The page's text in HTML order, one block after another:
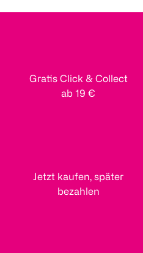
Gratis Click & Collect
ab 19 €
Jetzt kaufen, später
bezahlen